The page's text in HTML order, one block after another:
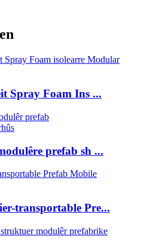
Spray Foam Ins ...
prefab sh ...
transportable Pre...